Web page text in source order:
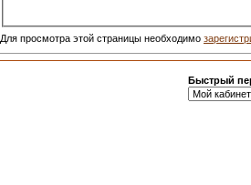
Для просмотра этой страницы необходимо
Быстрый